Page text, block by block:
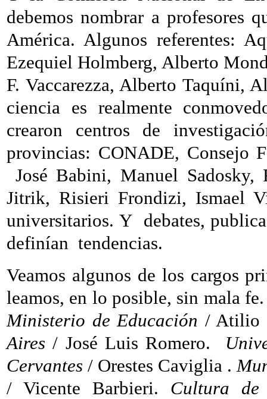
debemos nombrar a profesores
América. Algunos referentes:
Ezequiel Holmberg, Alberto
F. Vaccarezza, Alberto Taquíni,
ciencia es realmente
crearon centros de
provincias: CONADE, Consejo
José Babini, Manuel Sadosky,
Jitrik, Risieri Frondizi, Ismael
universitarios. Y debates,
definían tendencias.
Veamos algunos de los cargos
leamos, en lo posible, sin mala
Ministerio de Educación / Atilio
Aires / José Luis Romero.
Cervantes / Orestes Caviglia .
/ Vicente Barbieri. Cultura de